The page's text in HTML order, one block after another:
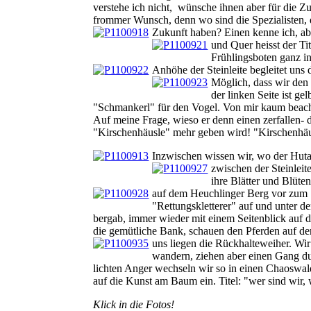
verstehe ich nicht, wünsche ihnen aber für die
frommer Wunsch, denn wo sind die
Zukunft haben? Einen kenne ich,
und Quer heisst der
Frühlingsboten ganz
Anhöhe der Steinleitebegleitet uns
Möglich, dass wir
der linken Seite ist
"Schmankerl" für den Vogel. Von mir kaum
Auf meine Frage, wieso er denn einen
"Kirschenhäusle" mehr geben wird!
Inzwischen wissen wir, wo der
zwischen der
ihre Blätter und
auf dem HeuchlingerBerg vor zum
"Rettungskletterer" auf und unter
bergab, immer wieder mit einem Seitenblick auf
die gemütliche Bank, schauen den Pferden auf
uns liegen die Rückhalteweiher.
wandern, ziehen aber einen Gang
lichten Anger wechseln wir so in einen
auf die Kunst am Baum ein. Titel: "wer sind
Klick in die Fotos!